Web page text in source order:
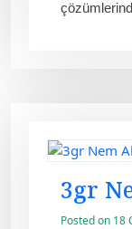
3gr
Posted on 18